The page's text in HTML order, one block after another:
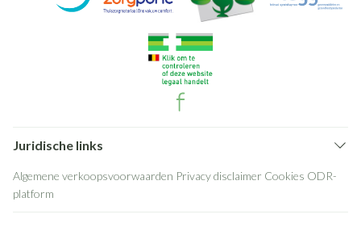
Juridische links
Algemene verkoopsvoorwaarden Privacy disclaimer Cookies ODR-
platform